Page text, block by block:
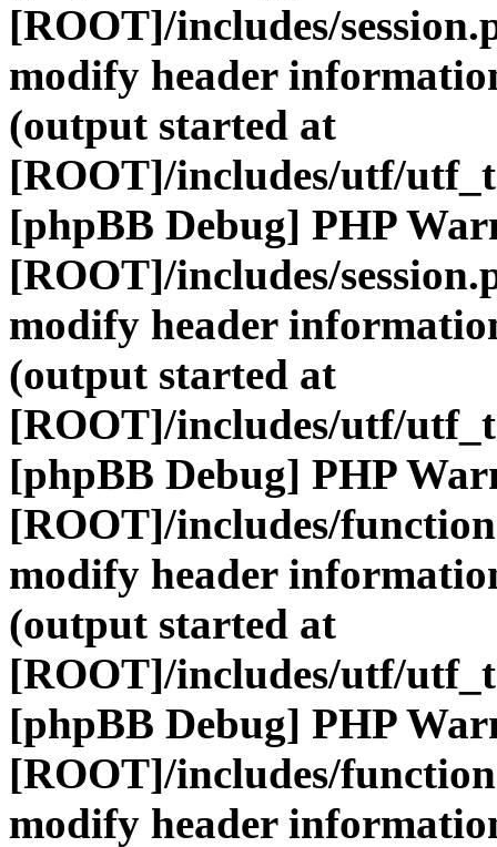
[ROOT]/includes/
modify header
(output started at
[ROOT]/includes/utf/
[phpBB Debug] PHP
[ROOT]/includes/
modify header
(output started at
[ROOT]/includes/utf/
[phpBB Debug] PHP
[ROOT]/includes/
modify header
(output started at
[ROOT]/includes/utf/
[phpBB Debug] PHP
[ROOT]/includes/
modify header